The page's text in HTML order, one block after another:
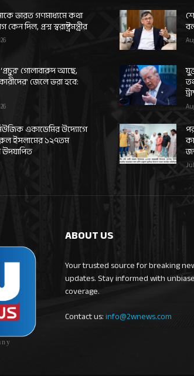
ভারত গণমাধ্যমে কথা
দিল, প্রশ্ন স্বরাষ্ট্রমন্ত্রীর
‘প্রচুর’ গোলাবারুদ আছে,
জেলে ভরা হবে:
একাডেমির উদ্যোগে
ইসলামের ১২৭তম
ABOUT US
Your trusted source for breaking
updates. Stay informed with
coverage.
Contact us:info@2wnews.com